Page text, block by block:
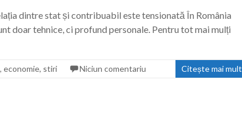
dintre stat și contribuabil este tensionată În România
doar tehnice, ci profund personale. Pentru tot mai mulți
, economie, stiri Niciun comentariu Citește mai mult